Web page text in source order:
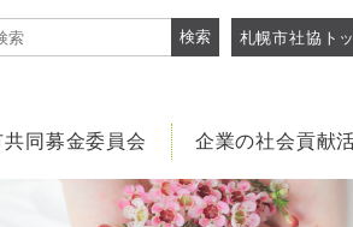
索
札幌市社協ト
共同募金委員会 企業の社会貢献